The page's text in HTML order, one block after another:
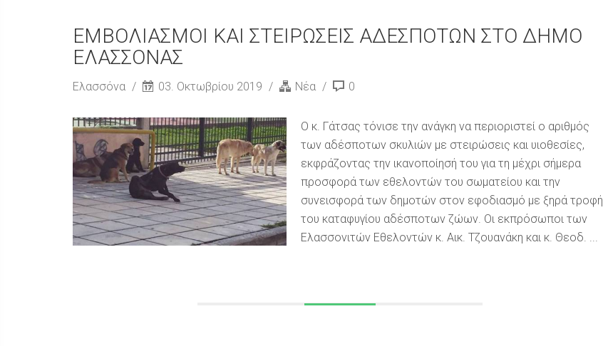
ΕΜΒΟΛΙΑΣΜΟΙ ΚΑΙ ΣΤΕΙΡΩΣΕΙΣ ΑΔΕΣΠΟΤΩΝ ΣΤΟ ΔΗΜΟ
ΕΛΑΣΣΟΝΑΣ
Ελασσόνα 03. Οκτωβρίου 2019 Νέα 0
Ο κ. Γάτσας τόνισε την ανάγκη να περιοριστεί ο αριθμός
των αδέσποτων σκυλιών με στειρώσεις και υιοθεσίες,
εκφράζοντας την ικανοποίησή του για τη μέχρι σήμερα
προσφορά των εθελοντών του σωματείου και την
συνεισφορά των δημοτών στον εφοδιασμό με ξηρά τροφή
του καταφυγίου αδέσποτων ζώων. Οι εκπρόσωποι των
Ελασσονιτών Εθελοντών κ. Αικ. Τζουανάκη και κ. Θεοδ. ...